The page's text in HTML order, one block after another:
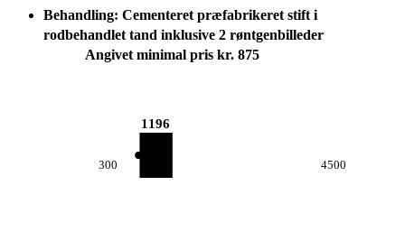
Behandling: Cementeret præfabrikeret stift i
rodbehandlet tand inklusive 2 røntgenbilleder
Angivet minimal pris kr. 875
300
1196
4500